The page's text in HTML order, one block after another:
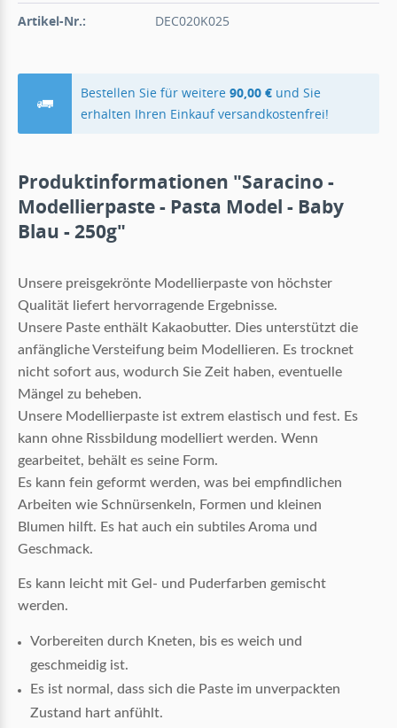
Artikel-Nr.: DEC020K025
Bestellen Sie für weitere90,00 € und Sie
erhalten Ihren Einkauf versandkostenfrei!
Produktinformationen "Saracino -
Modellierpaste - Pasta Model - Baby
Blau - 250g"
Unsere preisgekrönte Modellierpaste von höchster
Qualität liefert hervorragende Ergebnisse.
Unsere Paste enthält Kakaobutter. Dies unterstützt die
anfängliche Versteifung beim Modellieren. Es trocknet
nicht sofort aus, wodurch Sie Zeit haben, eventuelle
Mängel zu beheben.
Unsere Modellierpaste ist extrem elastisch und fest. Es
kann ohne Rissbildung modelliert werden. Wenn
gearbeitet, behält es seine Form.
Es kann fein geformt werden, was bei empfindlichen
Arbeiten wie Schnürsenkeln, Formen und kleinen
Blumen hilft. Es hat auch ein subtiles Aroma und
Geschmack.
Es kann leicht mit Gel- und Puderfarben gemischt
werden.
Vorbereiten durch Kneten, bis es weich und
geschmeidig ist.
Es ist normal, dass sich die Paste im unverpackten
Zustand hart anfühlt.